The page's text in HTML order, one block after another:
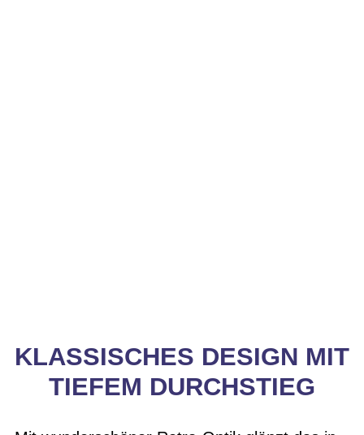
KLASSISCHES DESIGN MIT
TIEFEM DURCHSTIEG